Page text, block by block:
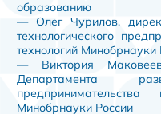
образованию
— Олег Чурилов,
технологического
технологий Минобрнауки
— Виктория
Департамента
Минобрнауки России